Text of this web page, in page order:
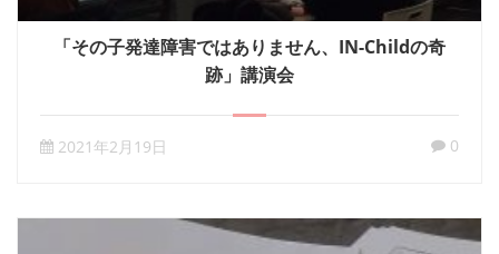
「その子発達障害ではありません、IN-Childの奇
跡」講演会
2021年2月19日 0